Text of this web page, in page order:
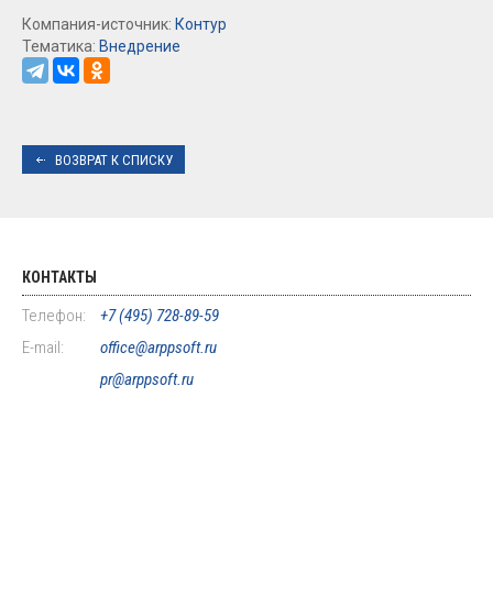
Компания-источник: Контур
Тематика: Внедрение
ВОЗВРАТ К СПИСКУ
КОНТАКТЫ
Телефон:
+7 (495) 728-89-59
E-mail:
office@arppsoft.ru
pr@arppsoft.ru